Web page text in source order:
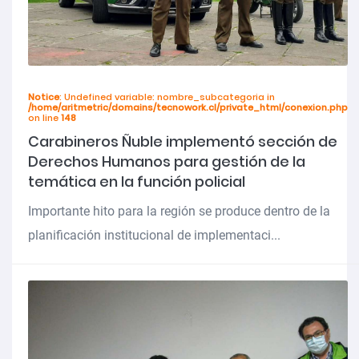
Notice: Undefined variable: nombre_subcategoria in
/home/aritmetric/domains/tecnowork.cl/private_html/conexion.php
on line148
Carabineros Ñuble implementó sección de
Derechos Humanos para gestión de la
temática en la función policial
Importante hito para la región se produce dentro de la
planificación institucional de implementaci...